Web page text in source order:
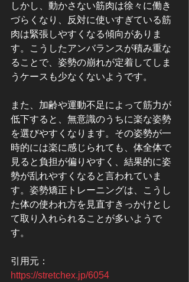
しかし、動かさない筋肉は徐々に働き
づらくなり、反対に使いすぎている筋
肉は緊張しやすくなる傾向がありま
す。こうしたアンバランスが積み重な
ることで、姿勢の崩れが定着してしま
うケースも少なくないようです。
また、加齢や運動不足によって筋力が
低下すると、無意識のうちに楽な姿勢
を選びやすくなります。その姿勢が一
時的には楽に感じられても、体全体で
見ると負担が偏りやすく、結果的に姿
勢が乱れやすくなると言われていま
す。姿勢矯正トレーニングは、こうし
た体の使われ方を見直すきっかけとし
て取り入れられることが多いようで
す。
引用元：
https://stretchex.jp/6054